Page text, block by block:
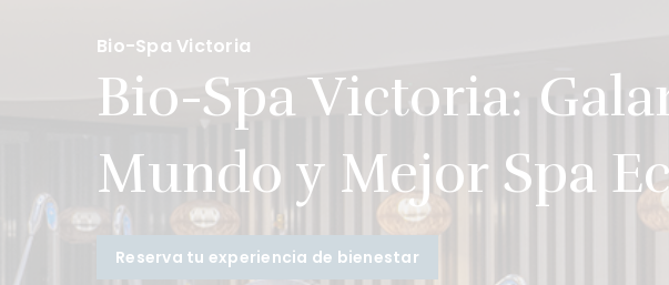
Bio-Spa Victoria
Bio-Spa Victoria:
Mundo y Mejor Spa
Reserva tu experiencia de bienestar